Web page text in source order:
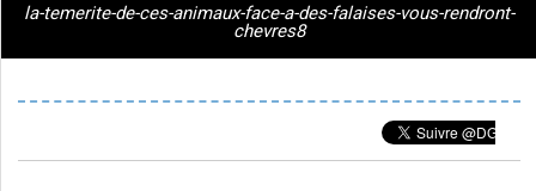
la-temerite-de-ces-animaux-face-a-des-falaises-vous-rendront-
chevres8